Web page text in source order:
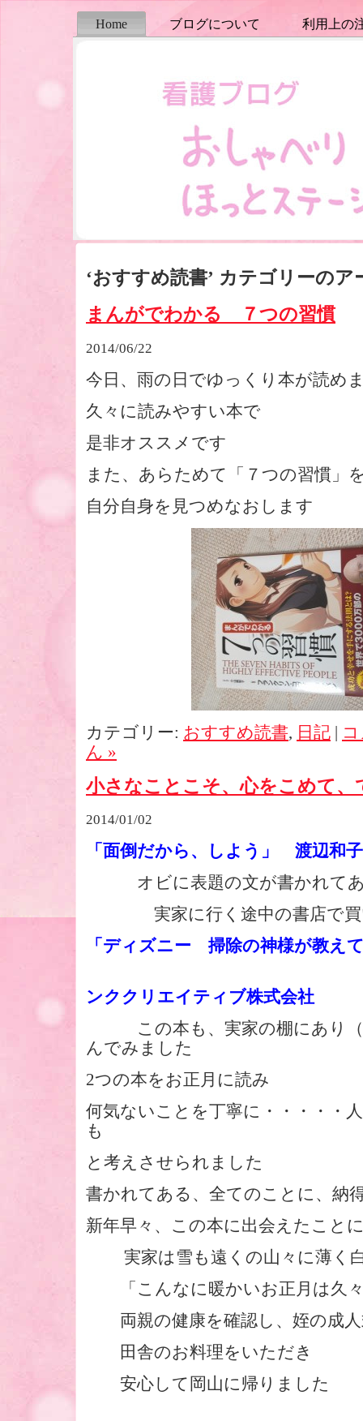
Home ブログについて 利用上の
‘おすすめ読書’ カテゴリーのア
まんがでわかる ７つの習慣
2014/06/22
今日、雨の日でゆっくり本が読め
久々に読みやすい本で
是非オススメです
また、あらためて「７つの習慣」
自分自身を見つめなおします
カテゴリー: おすすめ読書, 日記 |
ん »
小さなことこそ、心をこめて、
2014/01/02
「面倒だから、しよう」 渡辺和
オビに表題の文が書かれてあ
実家に行く途中の書店で買
「ディズニー 掃除の神様が教え
ンククリエイティブ株式会社
この本も、実家の棚にあり（
んでみました
2つの本をお正月に読み
何気ないことを丁寧に・・・・・
も
と考えさせられました
書かれてある、全てのことに、納
新年早々、この本に出会えたこと
実家は雪も遠くの山々に薄く
「こんなに暖かいお正月は久
両親の健康を確認し、姪の成人
田舎のお料理をいただき
安心して岡山に帰りました